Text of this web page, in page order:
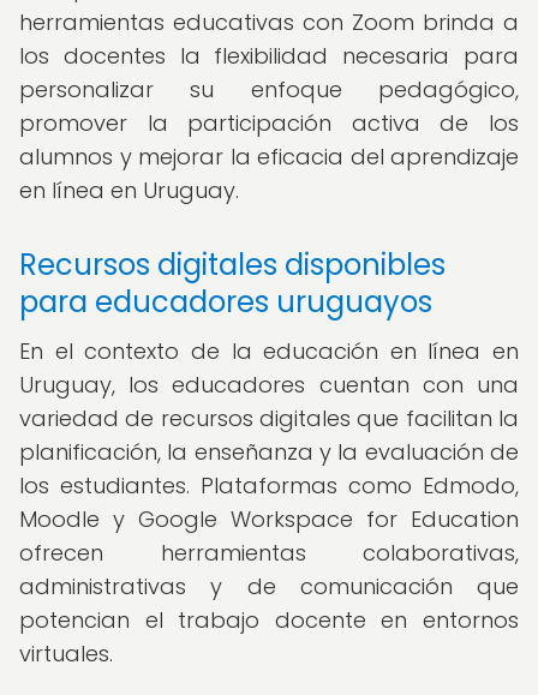
herramientas educativas con Zoom brinda a
los docentes la flexibilidad necesaria para
personalizar su enfoque pedagógico,
promover la participación activa de los
alumnos y mejorar la eficacia del aprendizaje
en línea en Uruguay.
Recursos digitales disponibles
para educadores uruguayos
En el contexto de la educación en línea en
Uruguay, los educadores cuentan con una
variedad de recursos digitales que facilitan la
planificación, la enseñanza y la evaluación de
los estudiantes. Plataformas como Edmodo,
Moodle y Google Workspace for Education
ofrecen herramientas colaborativas,
administrativas y de comunicación que
potencian el trabajo docente en entornos
virtuales.